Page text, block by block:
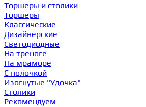
Торшеры и столики
Торшеры
Классические
Дизайнерские
Светодиодные
На треноге
На мраморе
С полочкой
Изогнутые "Удочка"
Столики
Рекомендуем